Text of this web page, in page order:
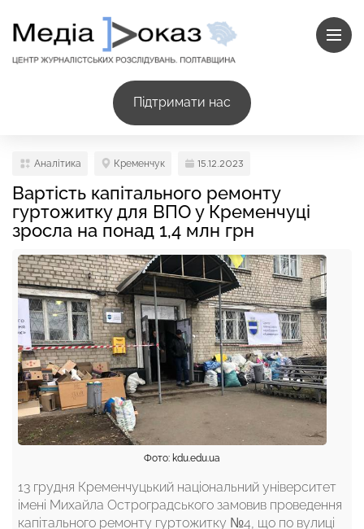
Підтримати нас
Аналітика Кременчук 15.12.2023
Вартість капітального ремонту
гуртожитку для ВПО у Кременчуці
зросла на понад 1,4 млн грн
Фото: kdu.edu.ua
13 грудня Кременчуцький національний університет
імені Михайла Остроградського замовив проведення
капітального ремонту гуртожитку №4, що по вулиці